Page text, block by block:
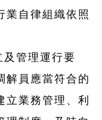
業自律組織依照
管理運行要
解員應當符合的
業務管理、利